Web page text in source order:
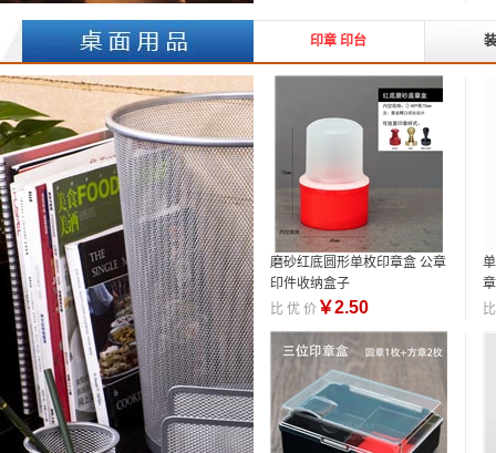
印章 印台
磨砂红底圆形单枚印章盒 公章
印件收纳盒子
比 优 价 ￥2.50